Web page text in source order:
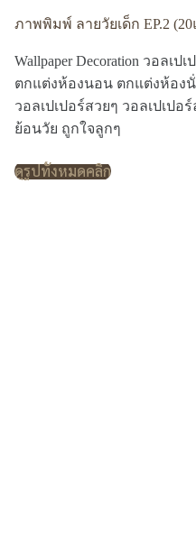
ภาพพิมพ์ ลายวัยเด็ก EP.2
Wallpaper Decoration วอลเ
ตกแต่งห้องนอน ตกแต่งห้องนั่
วอลเปเปอร์สวยๆ วอลเปเป
ย้อนวัย ถูกใจลูกๆ
ดูรูปทั้งหมดคลิก